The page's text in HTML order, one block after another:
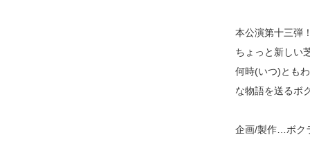
本公演第十三弾
ちょっと新しい
何時(いつ)とも
な物語を送るボ
企画/製作…ボク